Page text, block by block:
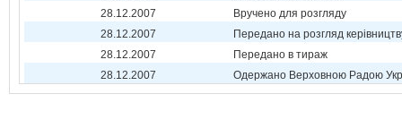
28.12.2007
Вручено для розгляду
28.12.2007
Передано на розгляд
28.12.2007
Передано в тираж
28.12.2007
Одержано Верховною Радою